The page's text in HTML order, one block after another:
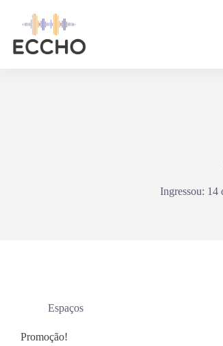
conteúdo
Ingressou: 14
Espaços
Promoção!